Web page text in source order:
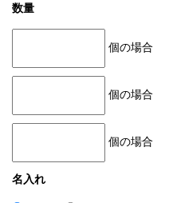
数量
個の場合
個の場合
個の場合
名入れ